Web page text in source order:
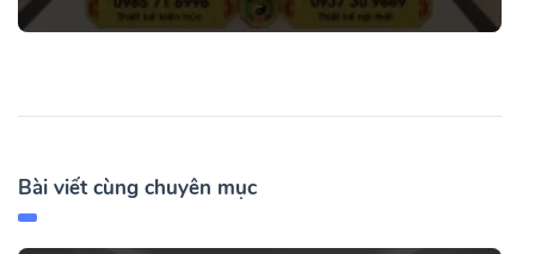
Bài viết cùng chuyên mục